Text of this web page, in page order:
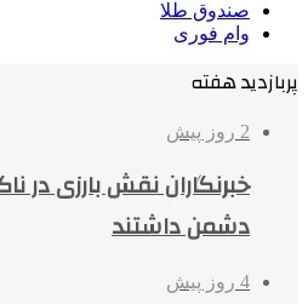
صندوق طلا
وام فوری
پربازدید هفته
2 روز پیش
خبرنگاران نقش بارزی در
دشمن داشتند
4 روز پیش